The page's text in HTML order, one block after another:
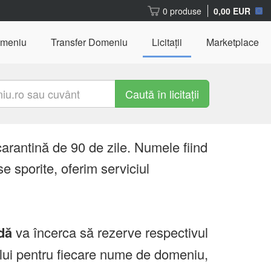
0 produse 0,00 EUR
Transfer Domeniu Licitații Marketplace
Caută în licitații
de 90 de zile. Numele fiind
sporite, oferim serviciul
va încerca să rezerve respectivul
pentru fiecare nume de domeniu,